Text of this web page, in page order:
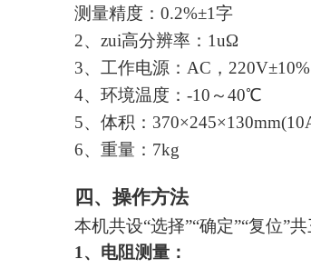
测量精度：0.2%±1字
2、zui高分辨率：1uΩ
3、工作电源：AC，220V±10%
4、环境温度：-10～40℃
5、体积：
6、重量：7kg
四、操作方法
本机共设“选择”“确定”“复位”共
1、电阻测量：